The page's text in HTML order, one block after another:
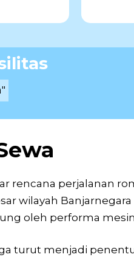
rencana perjalanan
wilayah
oleh performa
turut menjadi